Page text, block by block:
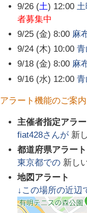
9/26 (土) 12:00
者募集中
9/25 (金) 8:00 麻
9/24 (木) 10:00
9/18 (金) 8:00 麻
9/16 (水) 12:00
アラート機能のご案内
主催者指定アラー
fiat428さんが 新
都道府県アラート
東京都での 新し
地図アラート
↓この場所の近辺